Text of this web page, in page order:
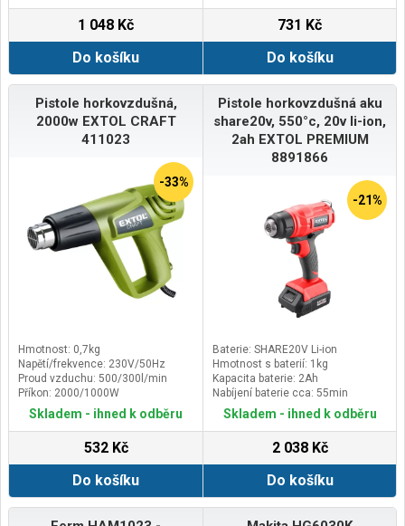
1 048 Kč
Do košíku
731 Kč
Do košíku
Pistole horkovzdušná,
2000w EXTOL CRAFT
411023
-33%
Hmotnost: 0,7kg
Napětí/frekvence: 230V/50Hz
Proud vzduchu: 500/300l/min
Příkon: 2000/1000W
Skladem - ihned k odběru
532 Kč
Do košíku
Pistole horkovzdušná aku
share20v, 550°c, 20v li-ion,
2ah EXTOL PREMIUM
8891866
-21%
Baterie: SHARE20V Li-ion
Hmotnost s baterií: 1kg
Kapacita baterie: 2Ah
Nabíjení baterie cca: 55min
Skladem - ihned k odběru
2 038 Kč
Do košíku